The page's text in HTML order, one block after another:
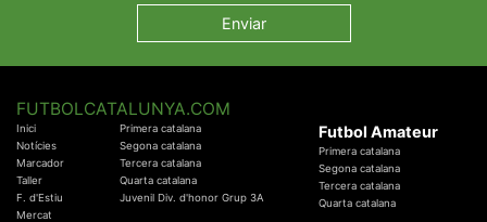
FUTBOLCATALUNYA.COM
Inici
Notícies
Marcador
Taller
F. d'Estiu
Mercat
Primera catalana
Segona catalana
Tercera catalana
Quarta catalana
Juvenil Div. d'honor Grup 3A
Futbol Amateur
Primera catalana
Segona catalana
Tercera catalana
Quarta catalana